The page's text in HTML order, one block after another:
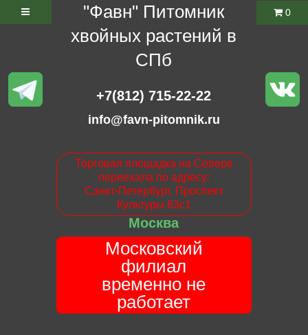
"Фавн" Питомник
хвойных растений в
СПб
+7(812) 715-22-22
info@favn-pitomnik.ru
Торговая площадка на Севере
переехала по адресу:
Санкт-Петербург. Проспект
Культуры 63с1
Москва
Московский
филиал
временно не
работает
0